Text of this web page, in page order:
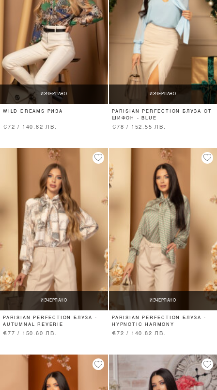
ИЗЧЕРПАНО
WILD DREAMS РИЗА
€72 / 140.82 ЛВ.
ИЗЧЕРПАНО
PARISIAN PERFECTION БЛУЗА ОТ
ШИФОН - BLUE
€78 / 152.55 ЛВ.
ИЗЧЕРПАНО
PARISIAN PERFECTION БЛУЗА -
AUTUMNAL REVERIE
€77 / 150.60 ЛВ.
ИЗЧЕРПАНО
PARISIAN PERFECTION БЛУЗА -
HYPNOTIC HARMONY
€72 / 140.82 ЛВ.